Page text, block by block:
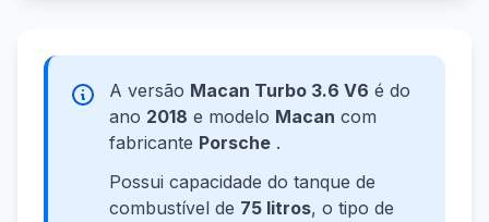
A versão Macan Turbo 3.6 V6 é do
ano 2018 e modelo Macan com
fabricante Porsche .
Possui capacidade do tanque de
combustível de 75 litros, o tipo de